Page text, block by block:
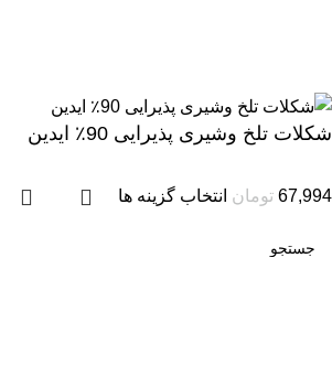
شکلات تلخ وشیری پذیرایی 90٪ ایدین
67,994 تومان انتخاب گزینه ها